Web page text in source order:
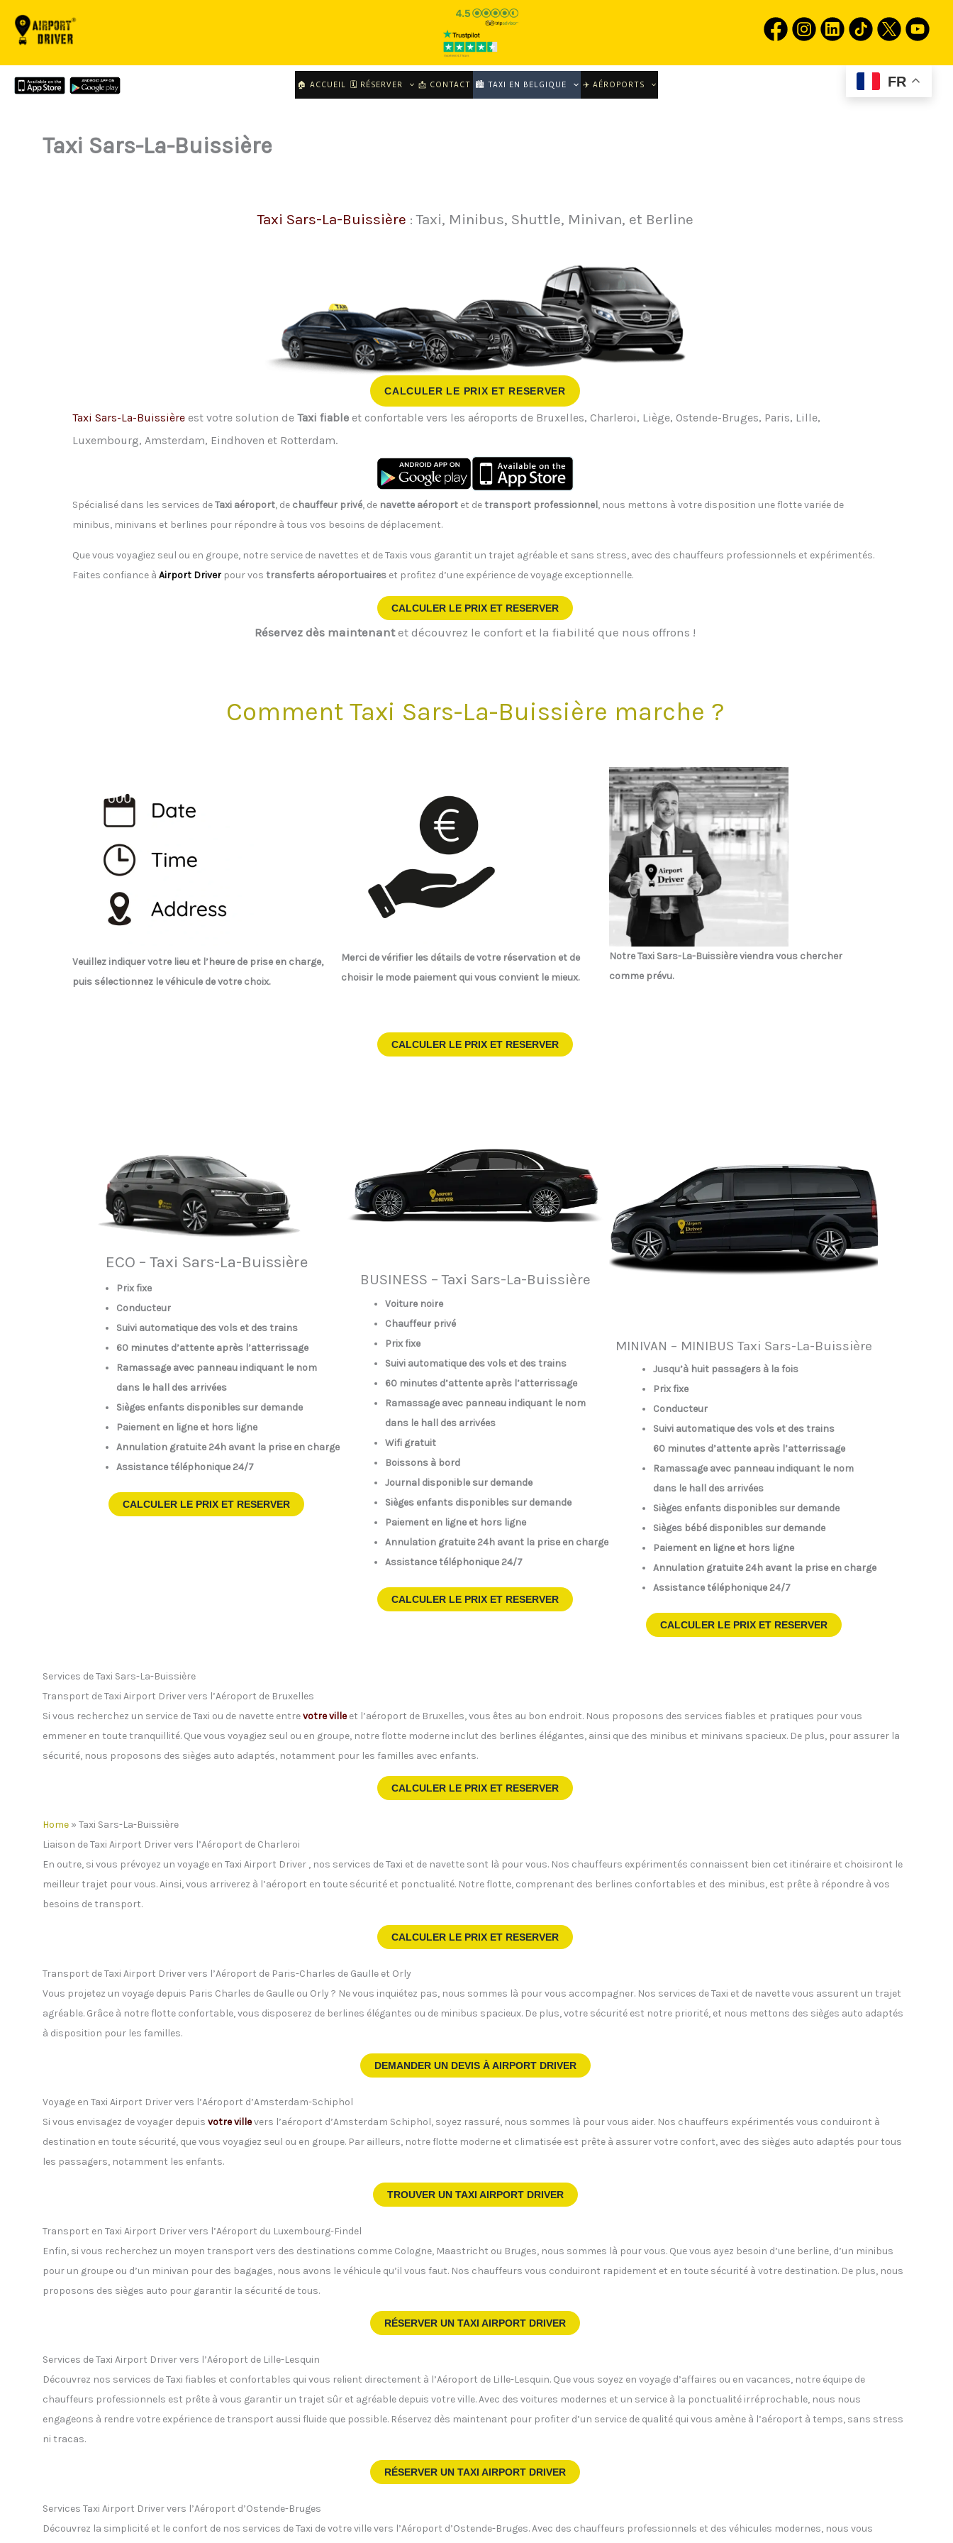
contenu
🏠 ACCUEIL 🗓 RÉSERVER 📩 CONTACT 🏙️ TAXI EN BELGIQUE ✈️ AÉROPORTS FR
Taxi Sars-La-Buissière
Taxi Sars-La-Buissière : Taxi, Minibus, Shuttle, Minivan, et Berline
CALCULER LE PRIX ET RESERVER
Taxi Sars-La-Buissière est votre solution de Taxi fiable et confortable vers les aéroports de Bruxelles, Charleroi, Liège, Ostende-Bruges, Paris, Lille,
Luxembourg, Amsterdam, Eindhoven et Rotterdam.
Spécialisé dans les services deTaxi aéroport, de chauffeur privé, de navette aéroport et detransport professionnel, nous mettons à votre disposition une flotte variée de
minibus, minivans et berlines pour répondre à tous vos besoins de déplacement.
Que vous voyagiez seul ou en groupe, notre service de navettes et de Taxis vous garantit un trajet agréable et sans stress, avec des chauffeurs professionnels et expérimentés.
Faites confiance à Airport Driver pour vos transferts aéroportuaires et profitez d’une expérience de voyage exceptionnelle.
CALCULER LE PRIX ET RESERVER
Réservez dès maintenantet découvrez le confort et la fiabilité que nous offrons !
Comment Taxi Sars-La-Buissière marche ?
Veuillez indiquer votre lieu et l’heure de prise en charge,
puis sélectionnez le véhicule de votre choix.
Merci de vérifier les détails de votre réservation et de
choisir le mode paiement qui vous convient le mieux.
Notre Taxi Sars-La-Buissièreviendra vous chercher
comme prévu.
CALCULER LE PRIX ET RESERVER
ECO – Taxi Sars-La-Buissière
Prix fixe
Conducteur
Suivi automatique des vols et des trains
60 minutes d’attente après l’atterrissage
Ramassage avec panneau indiquant le nom
dans le hall des arrivées
Sièges enfants disponibles sur demande
Paiement en ligne et hors ligne
Annulation gratuite 24h avant la prise en charge
Assistance téléphonique 24/7
CALCULER LE PRIX ET RESERVER
BUSINESS – Taxi Sars-La-Buissière
Voiture noire
Chauffeur privé
Prix fixe
Suivi automatique des vols et des trains
60 minutes d’attente après l’atterrissage
Ramassage avec panneau indiquant le nom
dans le hall des arrivées
Wifi gratuit
Boissons à bord
Journal disponible sur demande
Sièges enfants disponibles sur demande
Paiement en ligne et hors ligne
Annulation gratuite 24h avant la prise en charge
Assistance téléphonique 24/7
CALCULER LE PRIX ET RESERVER
MINIVAN – MINIBUS Taxi Sars-La-Buissière
Jusqu’à huit passagers à la fois
Prix fixe
Conducteur
Suivi automatique des vols et des trains
60 minutes d’attente après l’atterrissage
Ramassage avec panneau indiquant le nom
dans le hall des arrivées
Sièges enfants disponibles sur demande
Sièges bébé disponibles sur demande
Paiement en ligne et hors ligne
Annulation gratuite 24h avant la prise en charge
Assistance téléphonique 24/7
CALCULER LE PRIX ET RESERVER
Services de Taxi Sars-La-Buissière
Transport de Taxi Airport Driver vers l’Aéroport de Bruxelles
Si vous recherchez un service de Taxi ou de navette entrevotre ville et l’aéroport de Bruxelles, vous êtes au bon endroit. Nous proposons des services fiables et pratiques pour vous
emmener en toute tranquillité. Que vous voyagiez seul ou en groupe, notre flotte moderne inclut des berlines élégantes, ainsi que des minibus et minivans spacieux. De plus, pour assurer la
sécurité, nous proposons des sièges auto adaptés, notamment pour les familles avec enfants.
CALCULER LE PRIX ET RESERVER
Home » Taxi Sars-La-Buissière
Liaison de Taxi Airport Driver vers l’Aéroport de Charleroi
En outre, si vous prévoyez un voyage en Taxi Airport Driver , nos services de Taxi et de navette sont là pour vous. Nos chauffeurs expérimentés connaissent bien cet itinéraire et choisiront le
meilleur trajet pour vous. Ainsi, vous arriverez à l’aéroport en toute sécurité et ponctualité. Notre flotte, comprenant des berlines confortables et des minibus, est prête à répondre à vos
besoins de transport.
CALCULER LE PRIX ET RESERVER
Transport de Taxi Airport Driver vers l’Aéroport de Paris-Charles de Gaulle et Orly
Vous projetez un voyage depuis Paris Charles de Gaulle ou Orly ? Ne vous inquiétez pas, nous sommes là pour vous accompagner. Nos services de Taxi et de navette vous assurent un trajet
agréable. Grâce à notre flotte confortable, vous disposerez de berlines élégantes ou de minibus spacieux. De plus, votre sécurité est notre priorité, et nous mettons des sièges auto adaptés
à disposition pour les familles.
DEMANDER UN DEVIS ÀAIRPORT DRIVER
Voyage en Taxi Airport Driver vers l’Aéroport d’Amsterdam-Schiphol
Si vous envisagez de voyager depuis votre villevers l’aéroport d’Amsterdam Schiphol, soyez rassuré, nous sommes là pour vous aider. Nos chauffeurs expérimentés vous conduiront à
destination en toute sécurité, que vous voyagiez seul ou en groupe. Par ailleurs, notre flotte moderne et climatisée est prête à assurer votre confort, avec des sièges auto adaptés pour tous
les passagers, notamment les enfants.
TROUVER UN TAXI AIRPORT DRIVER
Transport en Taxi Airport Driver vers l’Aéroport du Luxembourg-Findel
Enfin, si vous recherchez un moyen transport vers des destinations comme Cologne, Maastricht ou Bruges, nous sommes là pour vous. Que vous ayez besoin d’une berline, d’un minibus
pour un groupe ou d’un minivan pour des bagages, nous avons le véhicule qu’il vous faut. Nos chauffeurs vous conduiront rapidement et en toute sécurité à votre destination. De plus, nous
proposons des sièges auto pour garantir la sécurité de tous.
RÉSERVER UN TAXI AIRPORT DRIVER
Services de Taxi Airport Driver vers l’Aéroport de Lille-Lesquin
Découvrez nos services de Taxi fiables et confortables qui vous relient directement à l’Aéroport de Lille-Lesquin. Que vous soyez en voyage d’affaires ou en vacances, notre équipe de
chauffeurs professionnels est prête à vous garantir un trajet sûr et agréable depuis votre ville. Avec des voitures modernes et un service à la ponctualité irréprochable, nous nous
engageons à rendre votre expérience de transport aussi fluide que possible. Réservez dès maintenant pour profiter d’un service de qualité qui vous amène à l’aéroport à temps, sans stress
ni tracas.
RÉSERVER UN TAXI AIRPORT DRIVER
Services Taxi Airport Driver vers l’Aéroport d’Ostende-Bruges
Découvrez la simplicité et le confort de nos services de Taxi de votre ville vers l’Aéroport d’Ostende-Bruges. Avec des chauffeurs professionnels et des véhicules modernes, nous vous